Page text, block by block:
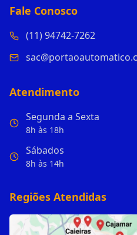
Fale Conosco
(11) 94742-7262
Atendimento
Segunda a Sexta
8h às 18h
Sábados
8h às 14h
Regiões Atendidas